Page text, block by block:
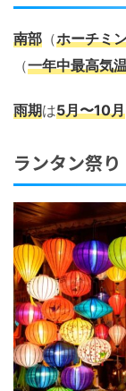
南部 （ホーチミ
（一年中最高気
雨期は5月〜10月
ランタン祭り